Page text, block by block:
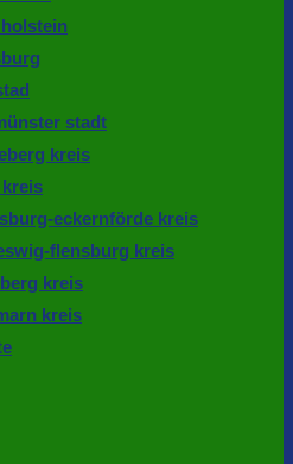
stadt
kreis
eckernförde kreis
flensburg kreis
kreis
kreis